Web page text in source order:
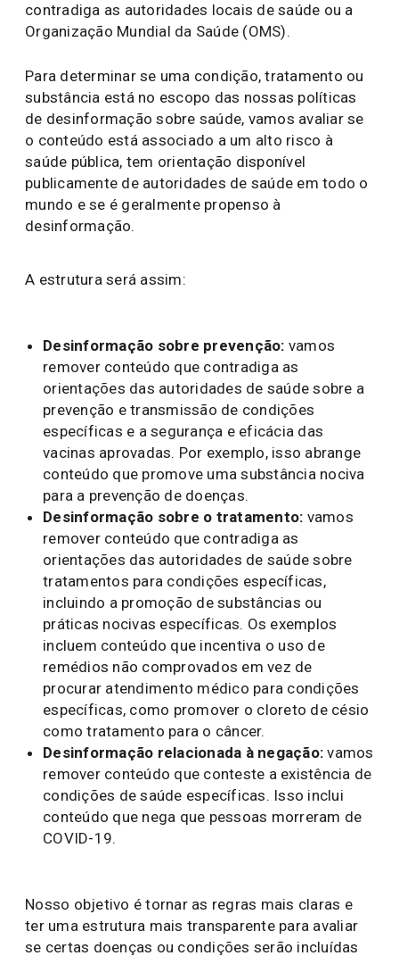
contradiga as autoridades locais de saúde ou a
Organização Mundial da Saúde (OMS).
Para determinar se uma condição, tratamento ou
substância está no escopo das nossas políticas
de desinformação sobre saúde, vamos avaliar se
o conteúdo está associado a um alto risco à
saúde pública, tem orientação disponível
publicamente de autoridades de saúde em todo o
mundo e se é geralmente propenso à
desinformação.
A estrutura será assim:
Desinformação sobre prevenção: vamos
remover conteúdo que contradiga as
orientações das autoridades de saúde sobre a
prevenção e transmissão de condições
específicas e a segurança e eficácia das
vacinas aprovadas. Por exemplo, isso abrange
conteúdo que promove uma substância nociva
para a prevenção de doenças.
Desinformação sobre o tratamento: vamos
remover conteúdo que contradiga as
orientações das autoridades de saúde sobre
tratamentos para condições específicas,
incluindo a promoção de substâncias ou
práticas nocivas específicas. Os exemplos
incluem conteúdo que incentiva o uso de
remédios não comprovados em vez de
procurar atendimento médico para condições
específicas, como promover o cloreto de césio
como tratamento para o câncer.
Desinformação relacionada à negação: vamos
remover conteúdo que conteste a existência de
condições de saúde específicas. Isso inclui
conteúdo que nega que pessoas morreram de
COVID-19.
Nosso objetivo é tornar as regras mais claras e
ter uma estrutura mais transparente para avaliar
se certas doenças ou condições serão incluídas